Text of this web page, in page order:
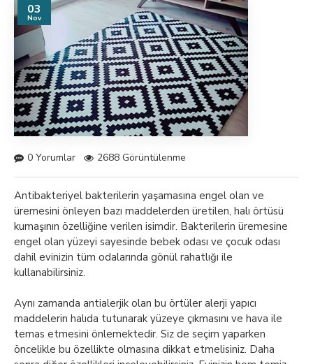
03
Nov
0 Yorumlar 2688 Görüntülenme
Antibakteriyel bakterilerin yaşamasına engel olan ve
üremesini önleyen bazı maddelerden üretilen, halı örtüsü
kumaşının özelliğine verilen isimdir. Bakterilerin üremesine
engel olan yüzeyi sayesinde bebek odası ve çocuk odası
dahil evinizin tüm odalarında gönül rahatlığı ile
kullanabilirsiniz.
Aynı zamanda antialerjik olan bu örtüler alerji yapıcı
maddelerin halıda tutunarak yüzeye çıkmasını ve hava ile
temas etmesini önlemektedir. Siz de seçim yaparken
öncelikle bu özellikte olmasına dikkat etmelisiniz. Daha